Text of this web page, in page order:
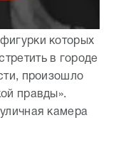
которых
в городе
произошло
правды».
камера